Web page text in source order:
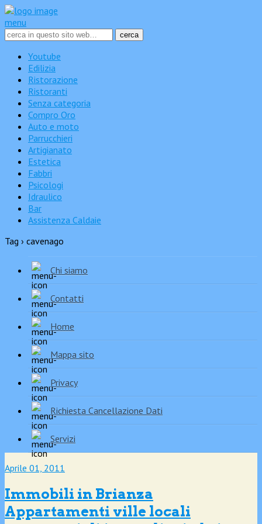
menu
Youtube
Edilizia
Ristorazione
Ristoranti
Senza categoria
Compro Oro
Auto e moto
Parrucchieri
Artigianato
Estetica
Fabbri
Psicologi
Idraulico
Bar
Assistenza Caldaie
Tag › cavenago
Chi siamo
Contatti
Home
Mappa sito
Privacy
Richiesta Cancellazione Dati
Servizi
Aprile 01, 2011
Immobili in Brianza
Appartamenti ville locali